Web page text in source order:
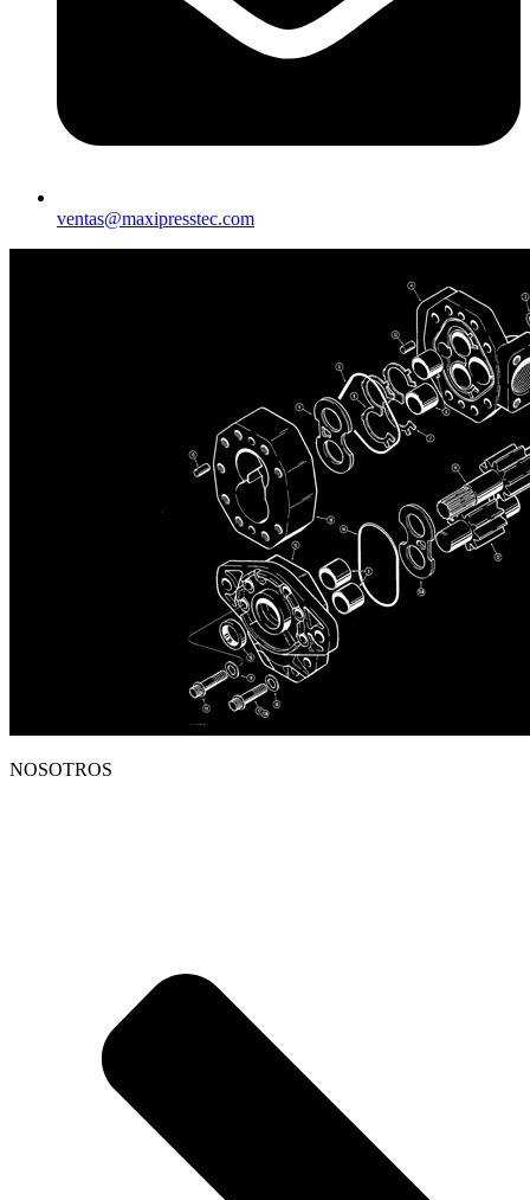
ventas@maxipresstec.com
NOSOTROS